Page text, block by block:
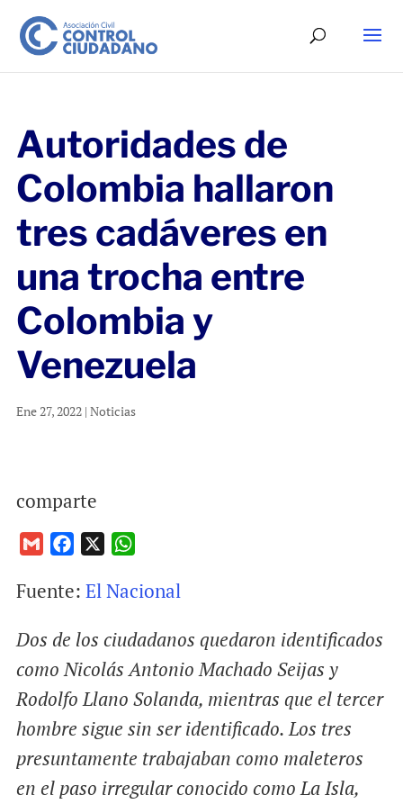
Autoridades de
Colombia hallaron
tres cadáveres en
una trocha entre
Colombia y
Venezuela
Ene 27, 2022| Noticias
comparte
a
l
c
b
o
k
a
s
A
p
Fuente: El Nacional
Dos de los ciudadanos quedaron identificados
como Nicolás Antonio Machado Seijas y
Rodolfo Llano Solanda, mientras que el tercer
hombre sigue sin ser identificado. Los tres
presuntamente trabajaban como maleteros
en el paso irregular conocido como La Isla,